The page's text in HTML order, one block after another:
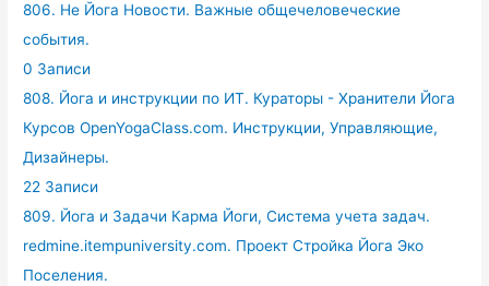
806. Не Йога Новости. Важные общечеловеческие
события.
0 Записи
808. Йога и инструкции по ИТ. Кураторы - Хранители Йога
Курсов OpenYogaClass.com. Инструкции, Управляющие,
Дизайнеры.
22 Записи
809. Йога и Задачи Карма Йоги, Система учета задач.
redmine.itempuniversity.com. Проект Стройка Йога Эко
Поселения.